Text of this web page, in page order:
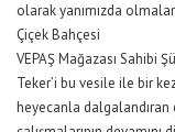
olarak yanımızda
Çiçek Bahçesi
VEPAŞ Mağazası Sahibi
Teker’i bu vesile ile bir
heyecanla dalgalandıran